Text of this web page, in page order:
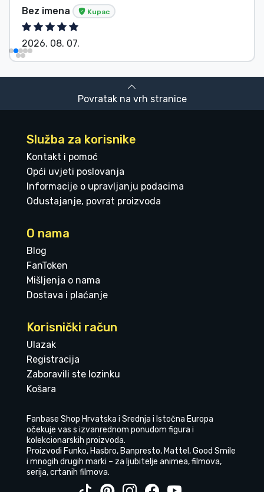
Bez imena Kupac
2026. 08. 07.
Povratak na vrh stranice
Služba za korisnike
Kontakt i pomoć
Opći uvjeti poslovanja
Informacije o upravljanju podacima
Odustajanje, povrat proizvoda
O nama
Blog
FanToken
Mišljenja o nama
Dostava i plaćanje
Korisnički račun
Ulazak
Registracija
Zaboravili ste lozinku
Košara
Fanbase Shop Hrvatska i Srednja i Istočna Europa
očekuje vas s izvanrednom ponudom figura i
kolekcionarskih proizvoda.
Proizvodi Funko, Hasbro, Banpresto, Mattel, Good Smile
i mnogih drugih marki – za ljubitelje animea, filmova,
serija, crtanih filmova.